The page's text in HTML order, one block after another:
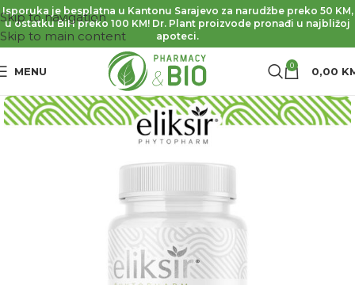
Skip to navigation
Skip to main content
Isporuka je besplatna u Kantonu Sarajevo za narudžbe preko 50 KM,
u ostatku BiH preko 100 KM! Dr. Plant proizvode pronađi u najbližoj
apoteci.
MENU 0 0,00